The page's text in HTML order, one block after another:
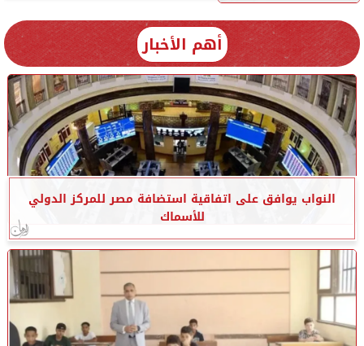
أهم الأخبار
النواب يوافق على اتفاقية استضافة مصر للمركز الدولي
للأسماك